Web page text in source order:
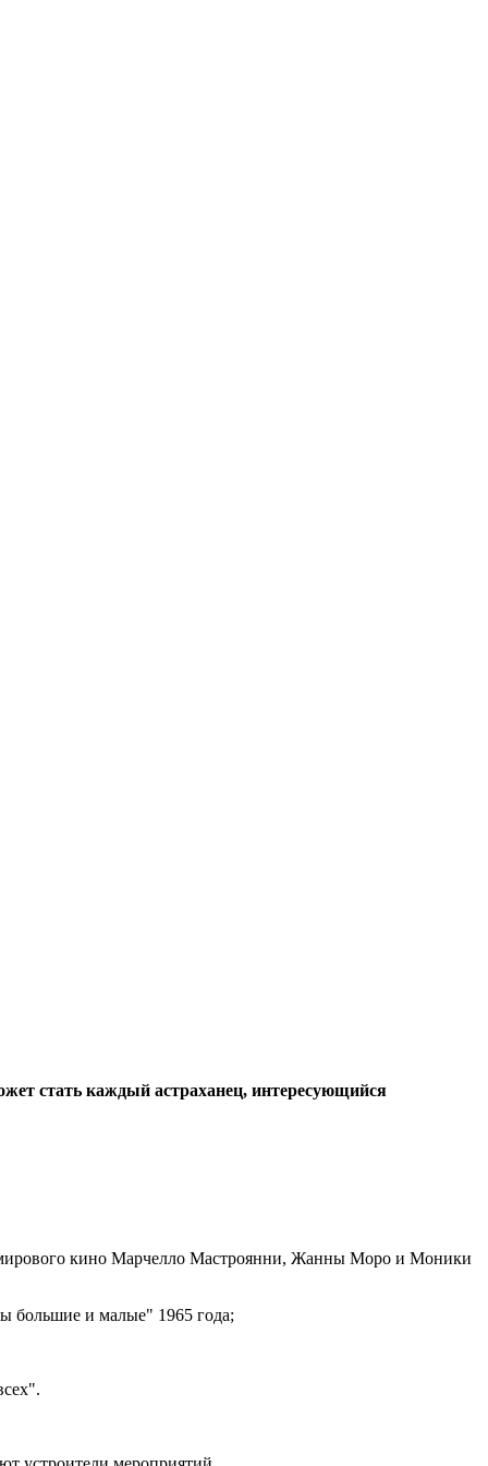
стать каждый астраханец, интересующийся
кино Марчелло Мастроянни, Жанны Моро и Моники
большие и малые" 1965 года;